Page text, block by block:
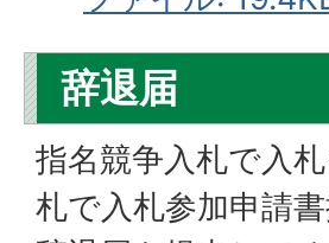
辞退届
指名競争入札で入
札で入札参加申請